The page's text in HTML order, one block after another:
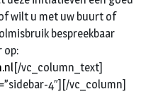
wilt u met uw buurt of
bespreekbaar
op:
[/vc_column_text]
4″][/vc_column]